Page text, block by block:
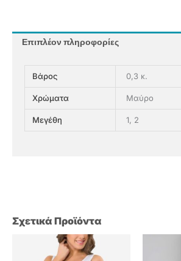
Σχετικά Προϊόντα
Επιπλέον πληροφορίες
Βάρος 0,3 κ.
Χρώματα Μαύρο
Μεγέθη 1, 2